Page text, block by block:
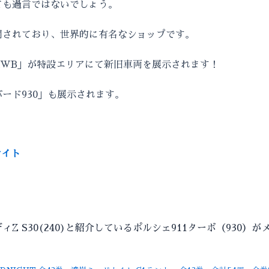
過言ではないでしょう。
れており、世界的に有名なショップです。
」が特設エリアにて新旧車両を展示されます！
ド930」も展示されます。
ト
Z S30(240)と紹介しているポルシェ911ターボ（930）が